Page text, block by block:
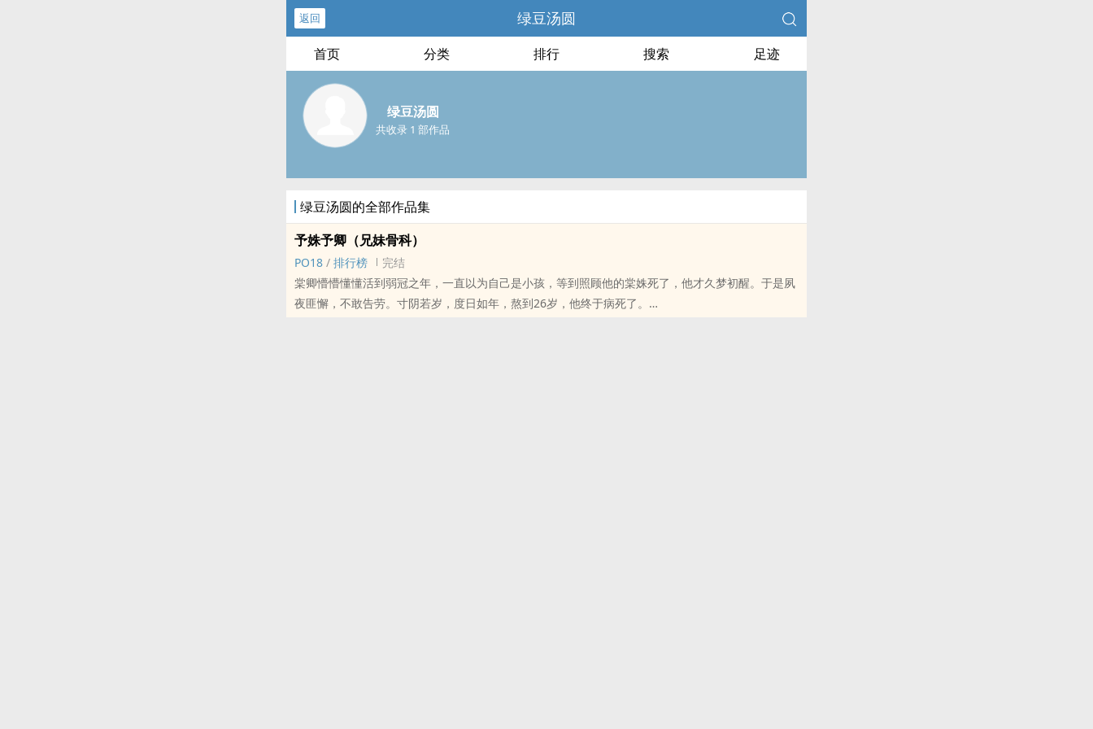
返回 绿豆汤圆
首页 分类 排行 搜索 足迹
绿豆汤圆
共收录 1 部作品
绿豆汤圆的全部作品集
予姝予卿（‍‍‌兄‌‍妹‎‍‍骨科）
PO18 / 排行榜
完结
棠卿懵懵懂懂活到弱冠之年，一直以为自己是小孩，等到照顾他的棠姝死了，他才久梦初醒。于是夙
夜匪懈，不敢告劳。寸阴若岁，度日如年，熬到26岁，他终于病死了。